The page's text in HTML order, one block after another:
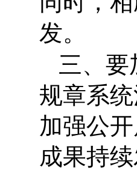
发。
三、
规章系
加强公
成果持续